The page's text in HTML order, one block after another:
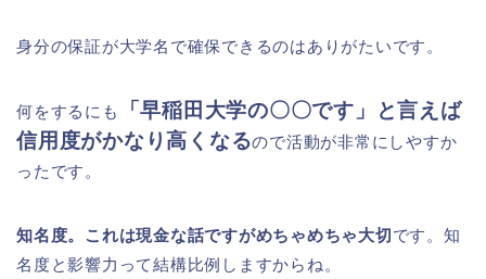
身分の保証が大学名で確保できるのはありがたいです。
何をするにも
「早稲田大学の〇〇です」と言えば
信用度がかなり高くなるので活動が非常にしやすか
ったです。
知名度。これは現金な話ですがめちゃめちゃ大切です。知
名度と影響力って結構比例しますからね。